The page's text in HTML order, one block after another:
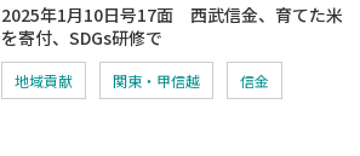
2025年1月10日号17面 西武信金、育てた米
を寄付、SDGs研修で
地域貢献 関東・甲信越 信金